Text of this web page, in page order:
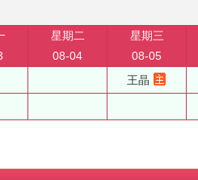
星期二
08-04
星期三
08-05
王晶